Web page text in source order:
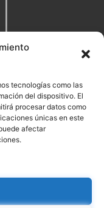
tecnologías como las
del dispositivo. El
procesar datos como
únicas en este
afectar